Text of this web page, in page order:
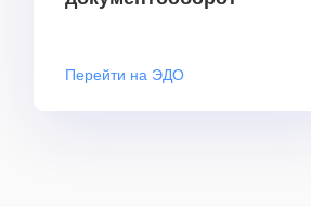
Перейти на ЭДО